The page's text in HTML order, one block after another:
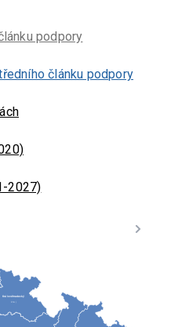
podpory
článku podpory
2027)
Královéhradecký
kraj